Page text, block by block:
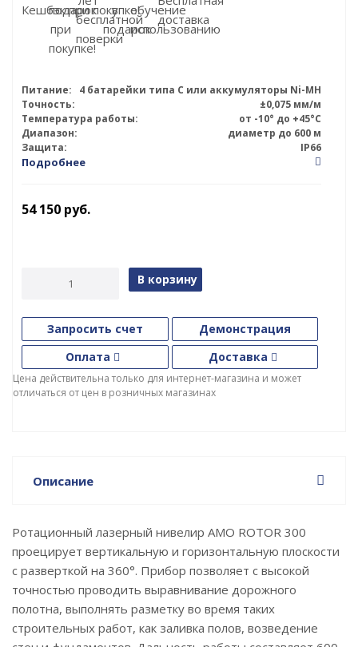
Питание:
4 батарейки типа C или аккумуляторы Ni-MH
Точность:
±0,075 мм/м
Температура работы:
от -10° до +45°С
Диапазон:
диаметр до 600 м
Защита:
IP66
Подробнее
54 150 руб.
В корзину
Запросить счет
Демонстрация
Оплата
Доставка
Цена действительна только для интернет-магазина и может
отличаться от цен в розничных магазинах
Описание
Ротационный лазерный нивелир AMO ROTOR 300
проецирует вертикальную и горизонтальную плоскости
с разверткой на 360°. Прибор позволяет с высокой
точностью проводить выравнивание дорожного
полотна, выполнять разметку во время таких
строительных работ, как заливка полов, возведение